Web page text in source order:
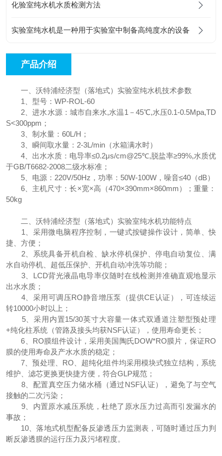
化验室纯水机水质检测方法
实验室纯水机是一种用于实验室中制备高纯度水的设备
产品介绍
一、沃特浦经济型（落地式）实验室纯水机技术参数
1、型号：WP-ROL-60
2、进水水源：城市自来水,水温1－45℃,水压0.1-0.5Mpa,TD
S<300ppm；
3、制水量：60L/H；
3、瞬间取水量：2-3L/min（水箱满水时）
4、出水水质：电导率≤0.2μs/cm@25℃,脱盐率≥99%,水质优
于GB/T6682-2008二级水标准；
5、电源：220V/50Hz，功率：50W-100W，噪音≤40（dB）
6、主机尺寸：长×宽×高（470×390mm×860mm）；重量：
50kg
二、沃特浦经济型（落地式）实验室纯水机功能特点
1、采用微电脑程序控制，一键式按键操作设计，简单、快
捷、方便；
2、系统具备开机自检、缺水停机保护、停电自动复位、满
水自动停机、超低压保护、开机自动冲洗等功能；
3、LCD背光液晶电导率仪随时在线检测并准确直观地显示
出水水质；
4、采用可调压RO静音增压泵（提供CE认证），可连续运
转10000小时以上；
5、采用内置15/30英寸大容量一体式双通道注塑型预处理
+纯化柱系统（管路及接头均获NSF认证），使用寿命更长；
6、RO膜组件设计，采用美国陶氏DOW*RO膜片，保证RO
膜的使用寿命及产水水质的稳定；
7、预处理、RO、超纯化组件均采用模块式独立结构，系统
维护、滤芯更换更快捷方便，符合GLP规范；
8、配置真空压力储水桶（通过NSF认证），避免了与空气
接触的二次污染；
9、内置原水减压系统，杜绝了原水压力过高而引发漏水的
事故；
10、落地式机型配备反渗透压力监测表，可随时通过压力判
断反渗透膜的运行压力及污堵程度。